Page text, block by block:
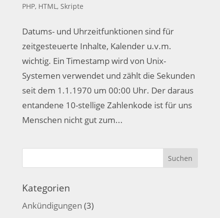
PHP, HTML, Skripte
Datums- und Uhrzeitfunktionen sind für
zeitgesteuerte Inhalte, Kalender u.v.m.
wichtig. Ein Timestamp wird von Unix-
Systemen verwendet und zählt die Sekunden
seit dem 1.1.1970 um 00:00 Uhr. Der daraus
entandene 10-stellige Zahlenkode ist für uns
Menschen nicht gut zum...
Kategorien
Ankündigungen (3)